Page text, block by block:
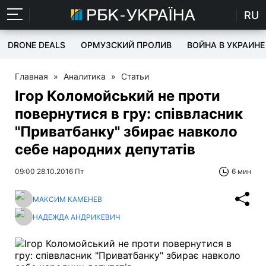
RU
DRONE DEALS ОРМУЗСКИЙ ПРОЛИВ ВОЙНА В УКРАИНЕ
Главная » Аналитика » Статьи
Ігор Коломойський не проти
повернутися в гру: співвласник
"Приватбанку" збирає навколо
себе народних депутатів
09:00 28.10.2016 Пт 6 мин
МАКСИМ КАМЕНЕВ
НАДЕЖДА АНДРИКЕВИЧ